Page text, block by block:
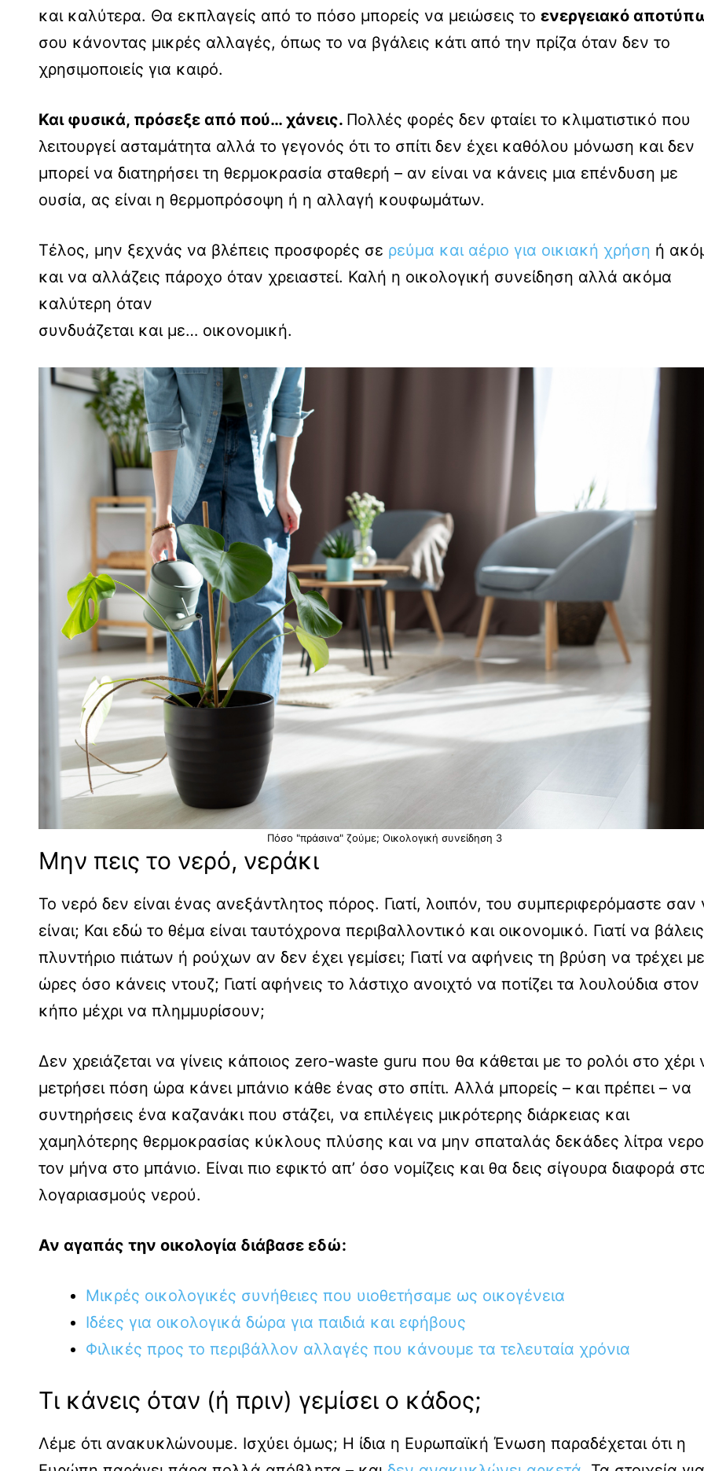
και καλύτερα. Θα εκπλαγείς από το πόσο μπορείς να μειώσεις το ενεργειακό
σου κάνοντας μικρές αλλαγές, όπως το να βγάλεις κάτι από την πρίζα όταν δεν το
χρησιμοποιείς για καιρό.
Και φυσικά, πρόσεξε από πού… χάνεις. Πολλές φορές δεν φταίει το κλιματιστικό που
λειτουργεί ασταμάτητα αλλά το γεγονός ότι το σπίτι δεν έχει καθόλου μόνωση και δεν
μπορεί να διατηρήσει τη θερμοκρασία σταθερή – αν είναι να κάνεις μια επένδυση με
ουσία, ας είναι η θερμοπρόσοψη ή η αλλαγή κουφωμάτων.
Τέλος, μην ξεχνάς να βλέπεις προσφορές σε ρεύμα και αέριο για οικιακή χρήση ή
και να αλλάζεις πάροχο όταν χρειαστεί. Καλή η οικολογική συνείδηση αλλά ακόμα
καλύτερη όταν
συνδυάζεται και με… οικονομική.
Πόσο "πράσινα" ζούμε; Οικολογική συνείδηση 3
Μην πεις το νερό, νεράκι
Το νερό δεν είναι ένας ανεξάντλητος πόρος. Γιατί, λοιπόν, του συμπεριφερόμαστε σαν
είναι; Και εδώ το θέμα είναι ταυτόχρονα περιβαλλοντικό και οικονομικό. Γιατί να βάλεις
πλυντήριο πιάτων ή ρούχων αν δεν έχει γεμίσει; Γιατί να αφήνεις τη βρύση να τρέχει με
ώρες όσο κάνεις ντουζ; Γιατί αφήνεις το λάστιχο ανοιχτό να ποτίζει τα λουλούδια στον
κήπο μέχρι να πλημμυρίσουν;
Δεν χρειάζεται να γίνεις κάποιος zero-waste guru που θα κάθεται με το ρολόι στο χέρι
μετρήσει πόση ώρα κάνει μπάνιο κάθε ένας στο σπίτι. Αλλά μπορείς – και πρέπει – να
συντηρήσεις ένα καζανάκι που στάζει, να επιλέγεις μικρότερης διάρκειας και
χαμηλότερης θερμοκρασίας κύκλους πλύσης και να μην σπαταλάς δεκάδες λίτρα
τον μήνα στο μπάνιο. Είναι πιο εφικτό απ’ όσο νομίζεις και θα δεις σίγουρα διαφορά
λογαριασμούς νερού.
Αν αγαπάς την οικολογία διάβασε εδώ:
Μικρές οικολογικές συνήθειες που υιοθετήσαμε ως οικογένεια
Ιδέες για οικολογικά δώρα για παιδιά και εφήβους
Φιλικές προς το περιβάλλον αλλαγές που κάνουμε τα τελευταία χρόνια
Τι κάνεις όταν (ή πριν) γεμίσει ο κάδος;
Λέμε ότι ανακυκλώνουμε. Ισχύει όμως; Η ίδια η Ευρωπαϊκή Ένωση παραδέχεται ότι η